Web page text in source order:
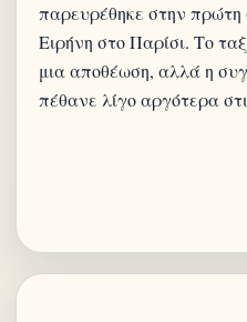
παρευρέθηκε στην πρώτη
Ειρήνη στο Παρίσι. Το
μια αποθέωση, αλλά η
πέθανε λίγο αργότερα